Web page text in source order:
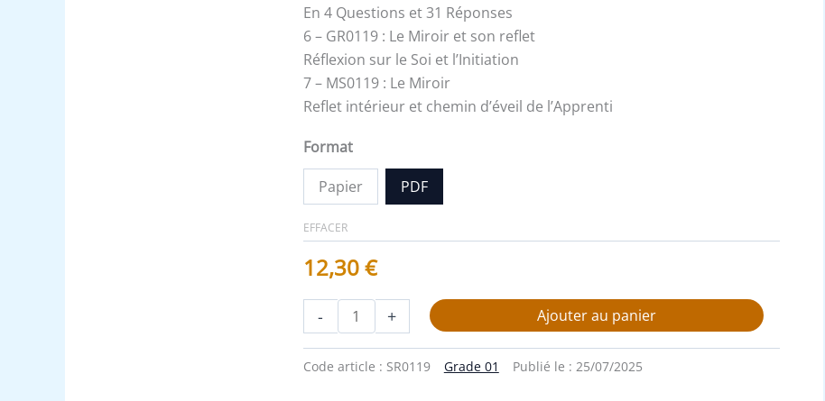
En 4 Questions et 31 Réponses
6 – GR0119 : Le Miroir et son reflet
Réflexion sur le Soi et l’Initiation
7 – MS0119 : Le Miroir
Reflet intérieur et chemin d’éveil de l’Apprenti
Format
Papier PDF
EFFACER
12,30€
- + Ajouter au panier
Code article : SR0119 Grade 01 Publié le : 25/07/2025